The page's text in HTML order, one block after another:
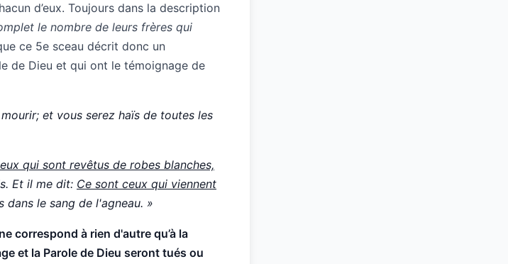
d’eux. Toujours dans la description
le nombre de leurs frères qui
ce 5e sceau décrit donc un
de Dieu et qui ont le témoignage de
et vous serez haïs de toutes les
qui sont revêtus de robes blanches,
Et il me dit: Ce sont ceux qui viennent
le sang de l'agneau. »
correspond à rien d'autre qu’à la
et la Parole de Dieu seront tués ou